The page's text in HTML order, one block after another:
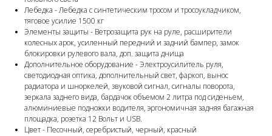
Лебедка - Лебедка с синтетическим тросом и тросоукладчиком,
тяговое усилие 1500 кг
Элементы защиты - Ветрозащита рук на руле, расширители
колесных арок, усиленный передний и задний бампер, замок
блокировки рулевого вала, доп. защита днища
Дополнительное оборудование - Электроусилитель руля,
светодиодная оптика, дополнительный свет, фаркоп, вынос
радиатора и шноркелей, звуковой сигнал, сигналы поворота,
зеркала заднего вида, бардачок объемом 2 литра под сиденьем,
алюминиевые подножки водителя, эргономичная задняя багажная
площадка, розетка 12 Вольт и USB.
Цвет - Песочный, серебристый, черный, красный